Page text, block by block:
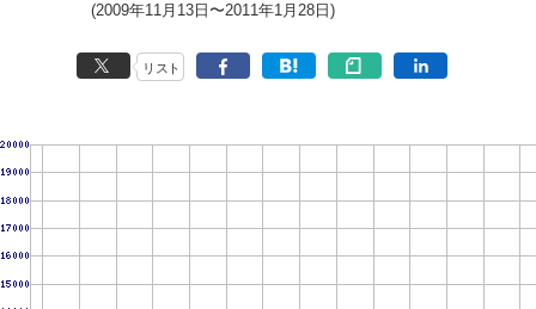
(2009年11月13日〜2011年1月28日)
リスト